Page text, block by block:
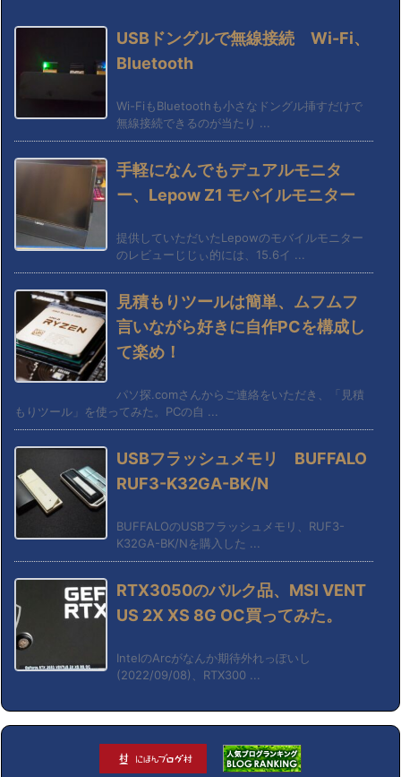
USBドングルで無線接続 Wi-Fi、
Bluetooth
Wi-FiもBluetoothも小さなドングル挿すだけで
無線接続できるのが当たり ...
手軽になんでもデュアルモニタ
ー、Lepow Z1 モバイルモニター
提供していただいたLepowのモバイルモニター
のレビューじじぃ的には、15.6イ ...
見積もりツールは簡単、ムフムフ
言いながら好きに自作PCを構成し
て楽め！
パソ探.comさんからご連絡をいただき、「見積
もりツール」を使ってみた。PCの自 ...
USBフラッシュメモリ BUFFALO
RUF3-K32GA-BK/N
BUFFALOのUSBフラッシュメモリ、RUF3-
K32GA-BK/Nを購入した ...
RTX3050のバルク品、MSI VENT
US 2X XS 8G OC買ってみた。
IntelのArcがなんか期待外れっぽいし
(2022/09/08)、RTX300 ...